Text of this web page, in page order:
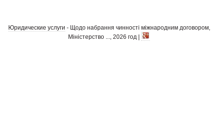
Юридические услуги - Щодо набрання чинності міжнародним договором,
Міністерство ..., 2026 год |